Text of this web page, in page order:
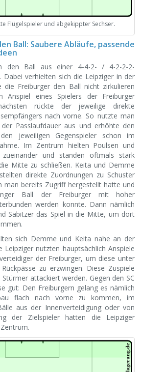
Flügelspieler und abgekippter Sechser.
Ball: Saubere Abläufe, passende
den Ball aus einer 4-4-2- / 4-2-2-2-
Dabei verhielten sich die Leipziger in der
die Freiburger den Ball nicht zirkulieren
eines Spielers der Freiburger
rückte der jeweilige direkte
nach vorne. So nutzte man
Passlaufdauer aus und erhöhte den
jeweiligen Gegenspieler schon im
Im Zentrum hielten Poulsen und
und standen oftmals stark
Mitte zu schließen. Keita und Demme
direkte Zuordnungen zu Schuster
man bereits Zugriff hergestellt hatte und
Ball der Freiburger mit hoher
werden konnte. Dann nämlich
Sabitzer das Spiel in die Mitte, um dort
sich Demme und Keita nahe an der
Leipziger nutzten hauptsächlich Anspiele
der Freiburger, um diese unter
zu erzwingen. Diese Zuspiele
attackiert werden. Gegen den SC
gut: Den Freiburgern gelang es nämlich
flach nach vorne zu kommen, im
aus der Innenverteidigung oder von
der Zielspieler hatten die Leipziger